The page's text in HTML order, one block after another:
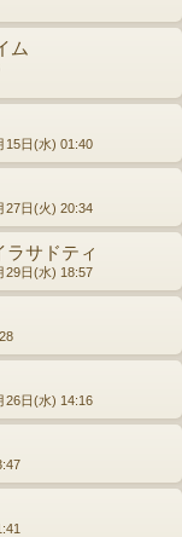
ム
15日(水) 01:40
27日(火) 20:34
ラサドティ
29日(水) 18:57
26日(水) 14:16